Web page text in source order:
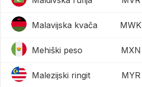
Malavijska kvača MWK
Mehiški peso MXN
Malezijski ringit MYR